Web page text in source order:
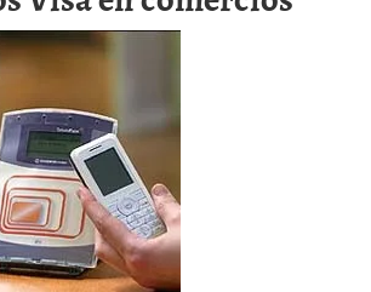
qué el Préstamo Promotor privado
de 2025
esta opción para gestionar tus
una decisión financiera: cómo anticiparte
de venta? 3 de octubre de 2025